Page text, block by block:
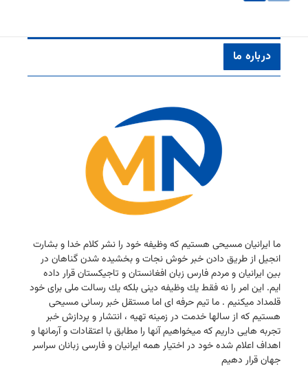
درباره ما
ما ایرانیان مسیحی هستیم كه وظیفه خود را نشر كلام خدا و بشارت
انجیل از طریق دادن خبر خوش نجات و بخشیده شدن گناهان در
بین ایرانیان و مردم فارس زبان افغانستان و تاجیكستان قرار داده
ایم. این امر را نه فقط یك وظیفه دینی بلكه یك رسالت ملی برای خود
قلمداد میكنیم . ما تیم حرفه ای اما مستقل خبر رسانی مسیحی
هستیم كه از سالها خدمت در زمینه تهیه ، انتشار و پردازش خبر
تجربه هایی داریم كه میخواهیم آنها را مطابق با اعتقادات و آرمانها و
اهداف اعلام شده خود در اختیار همه ایرانیان و فارسی زبانان سراسر
جهان قرار دهیم